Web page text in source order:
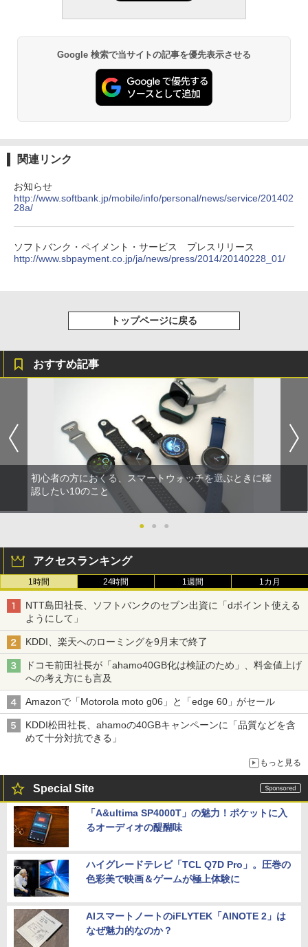
Google 検索で当サイトの記事を優先表示させる
関連リンク
お知らせ
http://www.softbank.jp/mobile/info/personal/news/service/201402
28a/
ソフトバンク・ペイメント・サービス プレスリリース
http://www.sbpayment.co.jp/ja/news/press/2014/20140228_01/
トップページに戻る
おすすめ記事
初心者の方におくる、スマートウォッチを選ぶときに確
認したい10のこと
● ● ●
アクセスランキング
1時間 24時間 1週間 1カ月
NTT島田社長、ソフトバンクのセブン出資に「dポイント使える
ようにして」
KDDI、楽天へのローミングを9月末で終了
ドコモ前田社長が「ahamo40GB化は検証のため」、料金値上げ
への考え方にも言及
Amazonで「Motorola moto g06」と「edge 60」がセール
KDDI松田社長、ahamoの40GBキャンペーンに「品質などを含
めて十分対抗できる」
もっと見る
Special Site
「A&ultima SP4000T」の魅力！ポケットに入
るオーディオの醍醐味
ハイグレードテレビ「TCL Q7D Pro」。圧巻の
色彩美で映画＆ゲームが極上体験に
AIスマートノートのiFLYTEK「AINOTE 2」は
なぜ魅力的なのか？